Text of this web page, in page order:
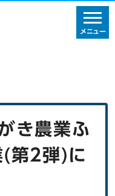
メニュー
き農業ふ
(第2弾)に